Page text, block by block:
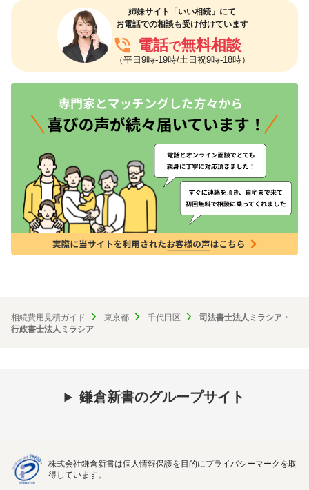
姉妹サイト「いい相続」にて
お電話での相談も受け付けています
phone_in_talk 電話で無料相談
（平日9時-19時/土日祝9時-18時）
相続費用見積ガイド 東京都 千代田区
司法書士法人ミラシア・
行政書士法人ミラシア
鎌倉新書のグループサイト
株式会社鎌倉新書は個人情報保護を目的にプライバシーマークを取
得しています。